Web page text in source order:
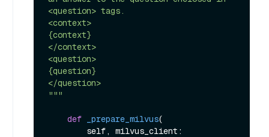
<question> tags.
<context>
{context}
</context>
<question>
{question}
</question>
"""
def _prepare_milvus(